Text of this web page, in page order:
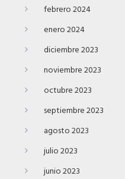
febrero 2024
enero 2024
diciembre 2023
noviembre 2023
octubre 2023
septiembre 2023
agosto 2023
julio 2023
junio 2023